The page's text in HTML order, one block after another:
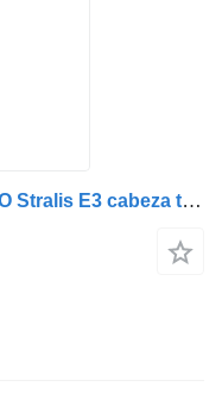
159090 árbol de levas para IVECO Stralis E3 cabeza tractora